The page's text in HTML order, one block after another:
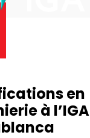
en
à l’IGA